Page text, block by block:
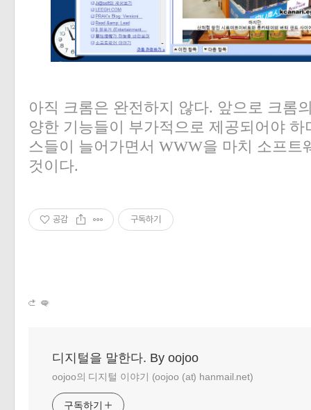
아직 크롬은 완전하지 않다. 앞으로 크롬
양한 기능들이 부가적으로 제공되어야
스들이 늘어가면서 WWW을 마치 소프트
것이다.
공감 구독하기
디지털을 말한다. By oojoo
oojoo의 디지털 이야기 (oojoo (at) hanmail.net)
구독하기